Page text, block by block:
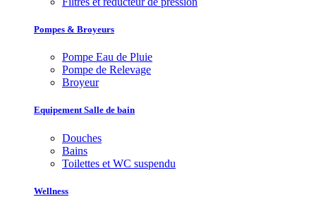
Pompes & Broyeurs
Pompe Eau de Pluie
Pompe de Relevage
Broyeur
Equipement Salle de bain
Douches
Bains
Toilettes et WC suspendu
Wellness